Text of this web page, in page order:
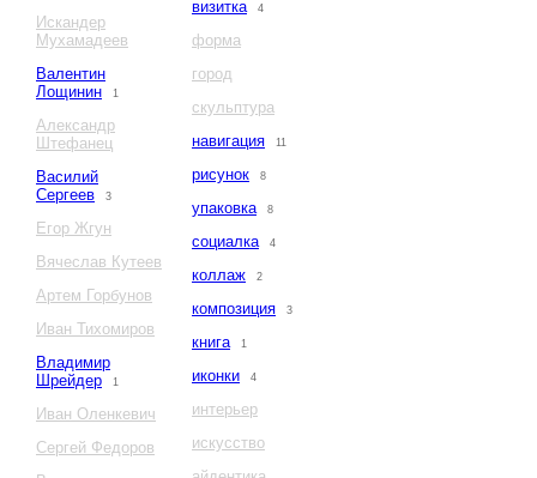
Искандер
Мухамадеев
Валентин
Лощинин
1
Александр
Штефанец
Василий
Сергеев
3
Егор Жгун
Вячеслав Кутеев
Артем Горбунов
Иван Тихомиров
Владимир
Шрейдер
1
Иван Оленкевич
Сергей Федоров
визитка 4
форма
город
скульптура
навигация
11
рисунок 8
упаковка 8
социалка 4
коллаж 2
композиция 3
книга 1
иконки 4
интерьер
искусство